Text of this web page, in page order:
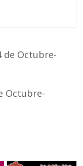
de Octubre-
Octubre-